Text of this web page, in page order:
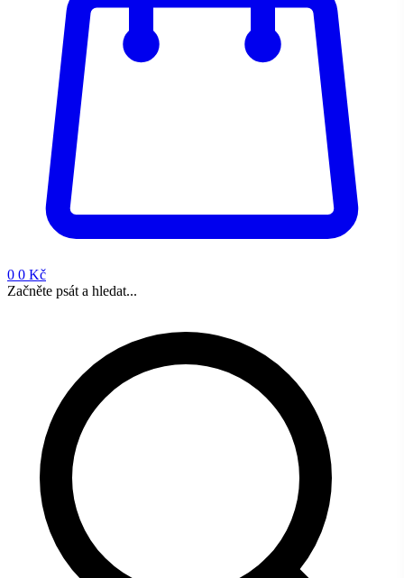
0 0 Kč
Začněte psát a hledat...